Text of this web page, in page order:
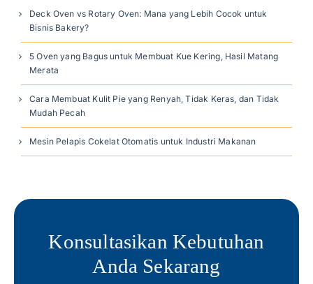
Deck Oven vs Rotary Oven: Mana yang Lebih Cocok untuk
Bisnis Bakery?
5 Oven yang Bagus untuk Membuat Kue Kering, Hasil Matang
Merata
Cara Membuat Kulit Pie yang Renyah, Tidak Keras, dan Tidak
Mudah Pecah
Mesin Pelapis Cokelat Otomatis untuk Industri Makanan
Konsultasikan Kebutuhan
Anda Sekarang